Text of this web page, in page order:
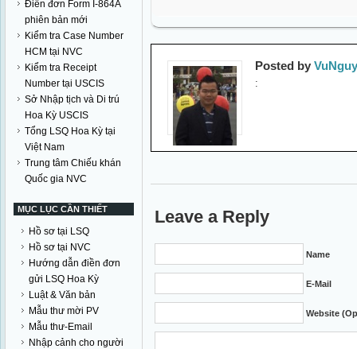
Điền đơn Form I-864A
phiên bản mới
Kiểm tra Case Number
HCM tại NVC
Kiểm tra Receipt
Number tại USCIS
Sở Nhập tịch và Di trú
Hoa Kỳ USCIS
Tổng LSQ Hoa Kỳ tại
Việt Nam
Trung tâm Chiếu khán
Quốc gia NVC
MỤC LỤC CẦN THIẾT
Hồ sơ tại LSQ
Hồ sơ tại NVC
Hướng dẫn điền đơn
gửi LSQ Hoa Kỳ
Luật & Văn bản
Mẫu thư mời PV
Mẫu thư-Email
Nhập cảnh cho người
Posted by
:
Leave a Reply
Name
E-Mail
Website